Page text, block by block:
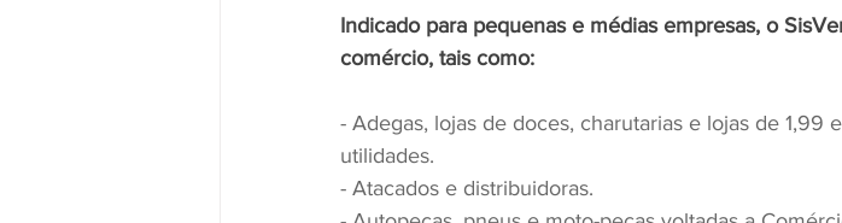
Indicado para pequenas e médias empresas, o
comércio, tais como:
- Adegas, lojas de doces, charutarias e lojas de 1,99 e
utilidades.
- Atacados e distribuidoras.